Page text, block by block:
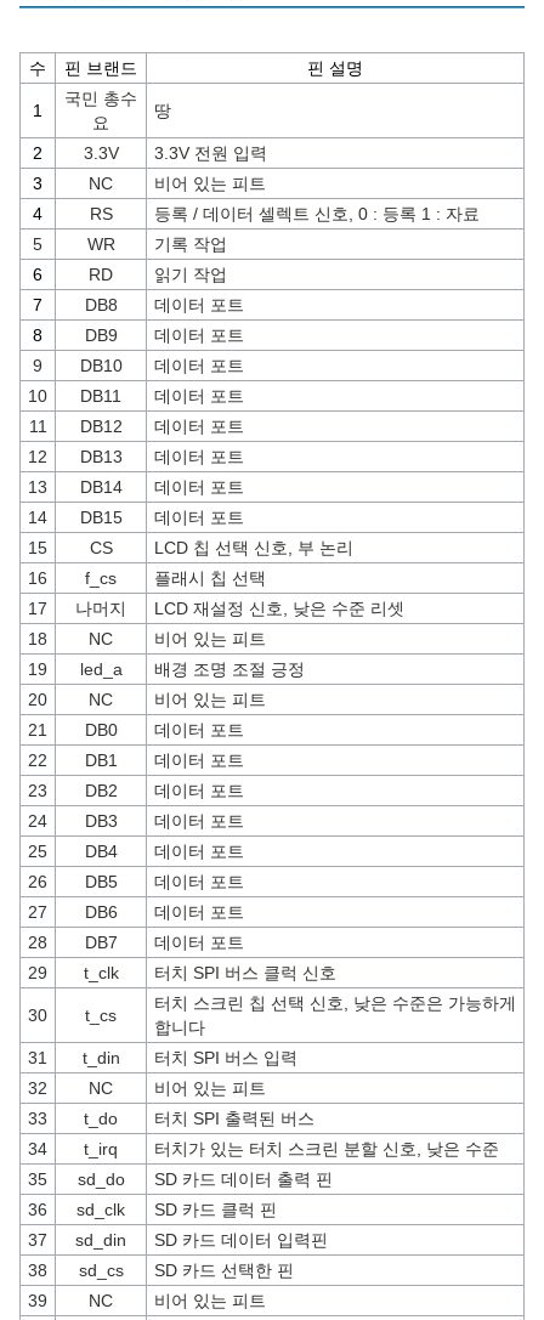
수 핀 브랜드 핀 설명
1
국민 총수
요
땅
2 3.3V
3.3V 전원 입력
3
NC
비어 있는 피트
4
RS
등록 / 데이터 셀렉트 신호, 0 : 등록 1 : 자료
5
WR
기록 작업
6
RD
읽기 작업
7
DB8
데이터 포트
8
DB9
데이터 포트
9
DB10
데이터 포트
10
DB11
데이터 포트
11
DB12
데이터 포트
12
DB13
데이터 포트
13
DB14
데이터 포트
14
DB15
데이터 포트
15
CS
LCD 칩 선택 신호, 부 논리
16
f_cs
플래시 칩 선택
17
나머지
LCD 재설정 신호, 낮은 수준 리셋
18
NC
비어 있는 피트
19
led_a
배경 조명 조절 긍정
20
NC
비어 있는 피트
21
DB0
데이터 포트
22
DB1
데이터 포트
23
DB2
데이터 포트
24
DB3
데이터 포트
25
DB4
데이터 포트
26
DB5
데이터 포트
27
DB6
데이터 포트
28
DB7
데이터 포트
29
t_clk 터치 SPI 버스 클럭 신호
30 t_cs
터치 스크린 칩 선택 신호, 낮은 수준은 가능하게
합니다
31
t_din
터치 SPI 버스 입력
32
NC
비어 있는 피트
33
t_do
터치 SPI 출력된 버스
34
t_irq
터치가 있는 터치 스크린 분할 신호, 낮은 수준
35
sd_do
SD 카드 데이터 출력 핀
36
sd_clk
SD 카드 클럭 핀
37
sd_din
SD 카드 데이터 입력핀
38
sd_cs
SD 카드 선택한 핀
39
NC
비어 있는 피트